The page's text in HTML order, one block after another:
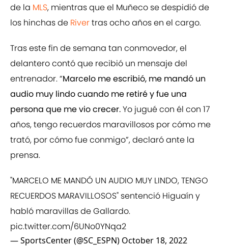
de la MLS, mientras que el Muñeco se despidió de
los hinchas de Rivertras ocho años en el cargo.
Tras este fin de semana tan conmovedor, el
delantero contó que recibió un mensaje del
entrenador. “Marcelo me escribió, me mandó un
audio muy lindo cuando me retiré y fue una
persona que me vio crecer.Yo jugué con él con 17
años, tengo recuerdos maravillosos por cómo me
trató, por cómo fue conmigo”, declaró ante la
prensa.
"MARCELO ME MANDÓ UN AUDIO MUY LINDO, TENGO
RECUERDOS MARAVILLOSOS" sentenció Higuaín y
habló maravillas de Gallardo.
pic.twitter.com/6UNo0YNqa2
— SportsCenter (@SC_ESPN) October 18, 2022